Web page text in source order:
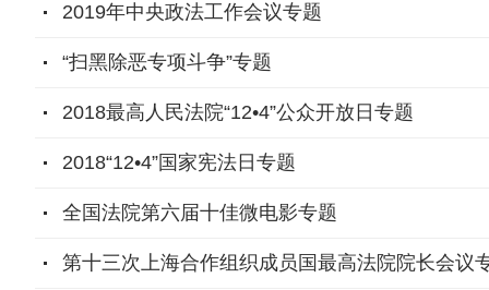
2019年中央政法工作会议专题
“扫黑除恶专项斗争”专题
2018最高人民法院“12•4”公众开放日专题
2018“12•4”国家宪法日专题
全国法院第六届十佳微电影专题
第十三次上海合作组织成员国最高法院院长会议